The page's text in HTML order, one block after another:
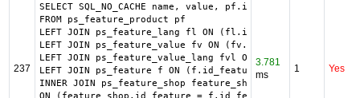
237
SELECT SQL_NO_CACHE name, value, pf.id_feature,
FROM ps_feature_product pf
LEFT JOIN ps_feature_lang fl ON (fl.id_feature =
LEFT JOIN ps_feature_value fv ON (fv.id_feature_value =
LEFT JOIN ps_feature_value_lang fvl ON
LEFT JOIN ps_feature f ON (f.id_feature = pf.id_feature
INNER JOIN ps_feature_shop feature_shop
ON (feature_shop.id_feature = f.id_feature AND
3.781
ms
1 Yes